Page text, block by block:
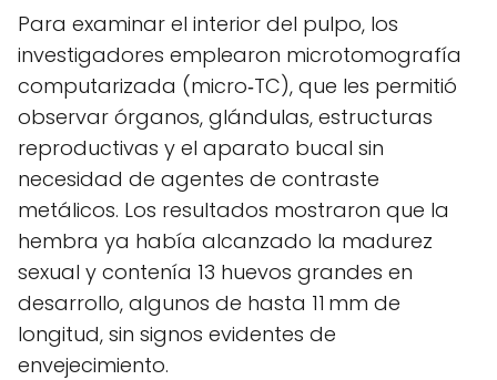
Para examinar el interior del pulpo, los
investigadores emplearon microtomografía
computarizada (micro‑TC), que les permitió
observar órganos, glándulas, estructuras
reproductivas y el aparato bucal sin
necesidad de agentes de contraste
metálicos. Los resultados mostraron que la
hembra ya había alcanzado la madurez
sexual y contenía 13 huevos grandes en
desarrollo, algunos de hasta 11 mm de
longitud, sin signos evidentes de
envejecimiento.